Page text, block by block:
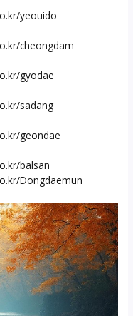
yeouido
cheongdam
gyodae
sadang
geondae
balsan
Dongdaemun